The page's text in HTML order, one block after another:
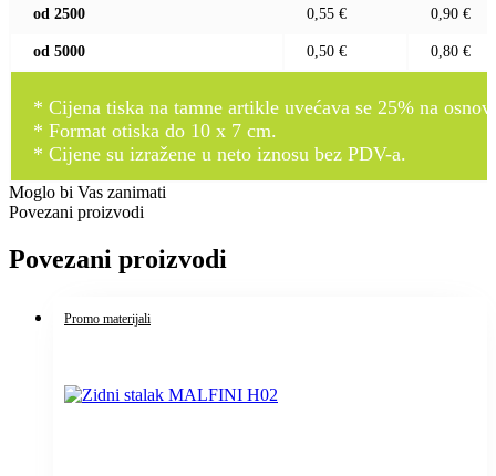
od 2500 0,55 € 0,90 €
od 5000 0,50 € 0,80 €
* Cijena tiska na tamne artikle uvećava se 25% na
* Format otiska do 10 x 7 cm.
* Cijene su izražene u neto iznosu bez PDV-a.
Moglo bi Vas zanimati
Povezani proizvodi
Povezani proizvodi
Promo materijali